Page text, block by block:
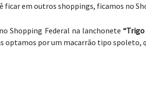
ficar em outros shoppings, ficamos no
Shopping Federal na lanchonete“Trigo
optamos por um macarrão tipo spoleto,